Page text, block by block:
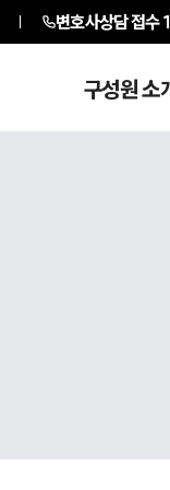
변호사상담 접수
구성원 소